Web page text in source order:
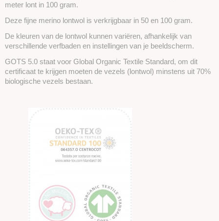
meter lont in 100 gram.
Deze fijne merino lontwol is verkrijgbaar in 50 en 100 gram.
De kleuren van de lontwol kunnen variëren, afhankelijk van
verschillende verfbaden en instellingen van je beeldscherm.
GOTS 5.0 staat voor Global Organic Textile Standard, om dit
certificaat te krijgen moeten de vezels (lontwol) minstens uit 70%
biologische vezels bestaan.